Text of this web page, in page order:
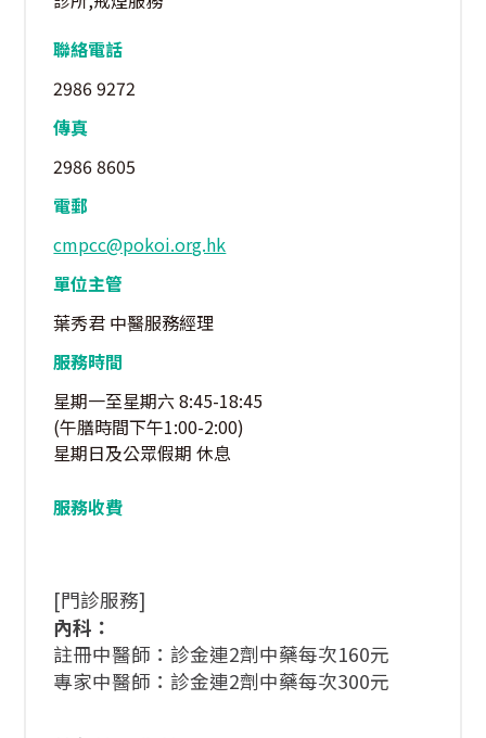
聯絡電話
2986 9272
傳真
2986 8605
電郵
cmpcc@pokoi.org.hk
單位主管
葉秀君 中醫服務經理
服務時間
星期一至星期六 8:45-18:45
(午膳時間下午1:00-2:00)
星期日及公眾假期 休息
服務收費
[門診服務]
內科：
註冊中醫師：診金連2劑中藥每次160元
專家中醫師：診金連2劑中藥每次300元